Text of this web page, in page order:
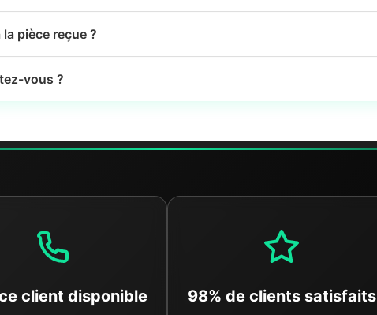
pièce reçue ?
vous ?
client disponible 98% de clients satisfaits